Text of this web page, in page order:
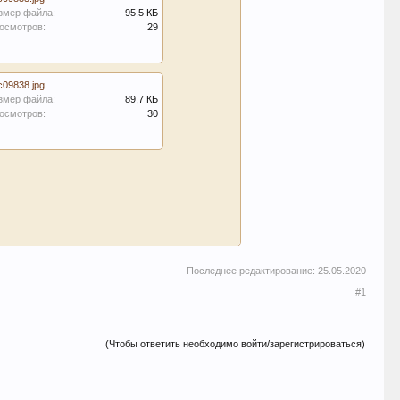
файла:
95,5 КБ
29
файла:
89,7 КБ
30
Последнее редактирование: 25.05.2020
#1
(Чтобы ответить необходимо войти/зарегистрироваться)